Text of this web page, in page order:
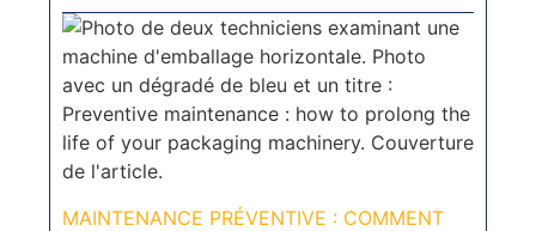
MAINTENANCE PRÉVENTIVE : COMMENT